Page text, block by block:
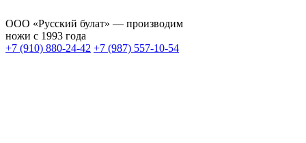
ООО «Русский булат» — производим
ножи с 1993 года
+7 (910) 880-24-42 +7 (987) 557-10-54